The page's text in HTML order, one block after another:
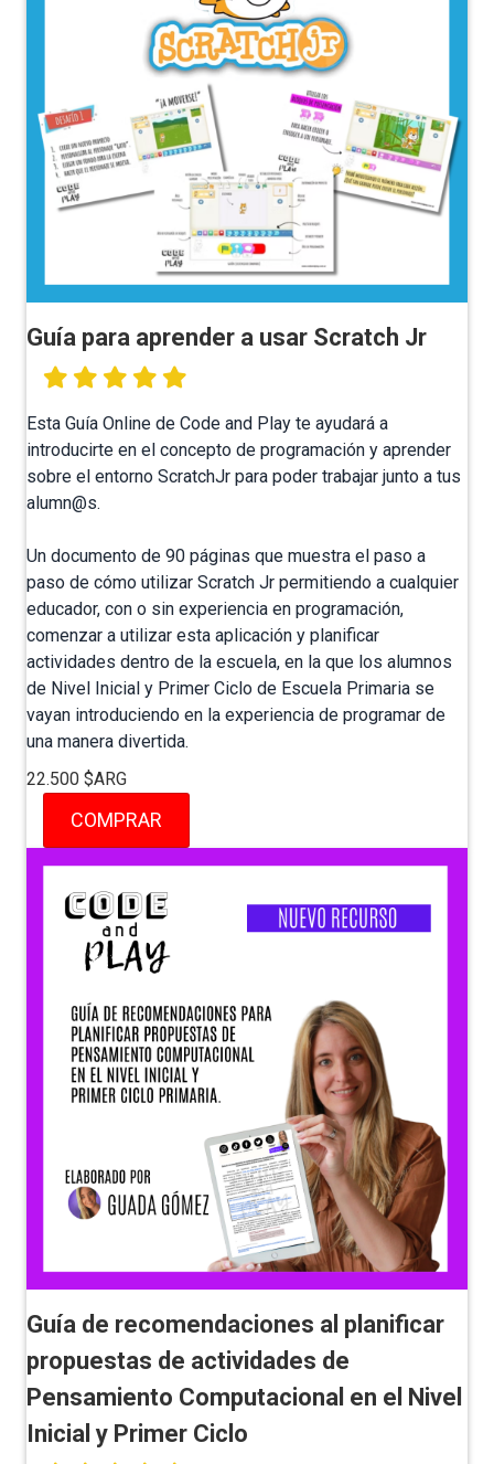
Guía para aprender a usar Scratch Jr
Esta Guía Online de Code and Play te ayudará a
introducirte en el concepto de programación y aprender
sobre el entorno ScratchJr para poder trabajar junto a tus
alumn@s.
Un documento de 90 páginas que muestra el paso a
paso de cómo utilizar Scratch Jr permitiendo a cualquier
educador, con o sin experiencia en programación,
comenzar a utilizar esta aplicación y planificar
actividades dentro de la escuela, en la que los alumnos
de Nivel Inicial y Primer Ciclo de Escuela Primaria se
vayan introduciendo en la experiencia de programar de
una manera divertida.
22.500 $ARG
COMPRAR
Guía de recomendaciones al planificar
propuestas de actividades de
Pensamiento Computacional en el Nivel
Inicial y Primer Ciclo